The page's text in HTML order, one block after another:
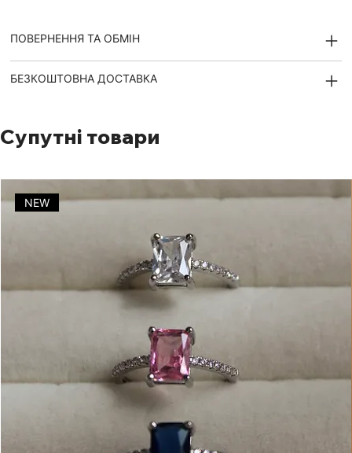
ПОВЕРНЕННЯ ТА ОБМІН
БЕЗКОШТОВНА ДОСТАВКА
Супутні товари
NEW